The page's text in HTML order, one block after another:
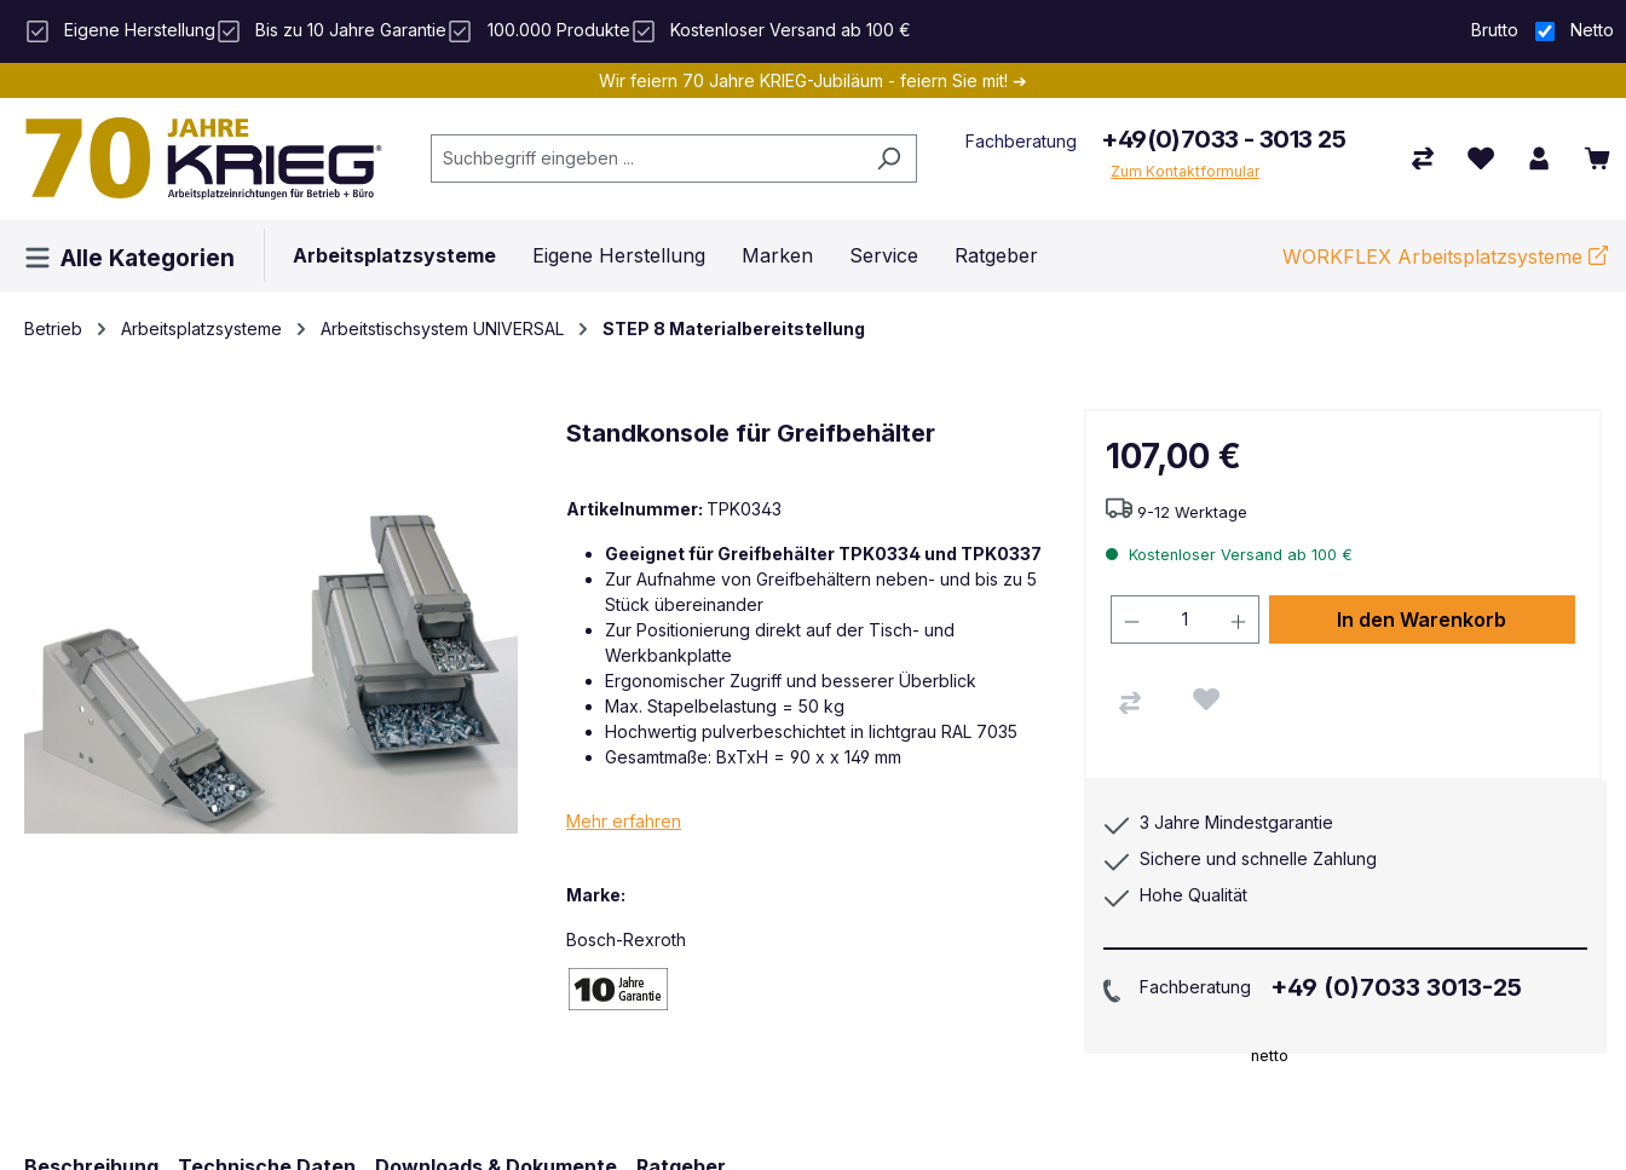
Hauptinhalt springen
Zur Suche springen
Zur Hauptnavigation springen
Eigene Herstellung Bis zu 10 Jahre Garantie 100.000 Produkte Kostenloser Versand ab 100 € Brutto Netto
Wir feiern 70 Jahre KRIEG-Jubiläum - feiern Sie mit! ➔
Fachberatung +49(0)7033 - 3013 25
Zum Kontaktformular
Alle Kategorien Arbeitsplatzsysteme Eigene Herstellung Marken Service Ratgeber WORKFLEX Arbeitsplatzsysteme
Betrieb Arbeitsplatzsysteme Arbeitstischsystem UNIVERSAL STEP 8 Materialbereitstellung
Standkonsole für Greifbehälter
Artikelnummer: TPK0343
Geeignet für Greifbehälter TPK0334 und TPK0337
Zur Aufnahme von Greifbehältern neben- und bis zu 5
Stück übereinander
Zur Positionierung direkt auf der Tisch- und
Werkbankplatte
Ergonomischer Zugriff und besserer Überblick
Max. Stapelbelastung = 50 kg
Hochwertig pulverbeschichtet in lichtgrau RAL 7035
Gesamtmaße: BxTxH = 90 x x 149 mm
Mehr erfahren
Marke:
Bosch-Rexroth
107,00 €
netto
9-12 Werktage
Kostenloser Versand ab 100 €
In den Warenkorb
3 Jahre Mindestgarantie
Sichere und schnelle Zahlung
Hohe Qualität
Fachberatung +49 (0)7033 3013-25